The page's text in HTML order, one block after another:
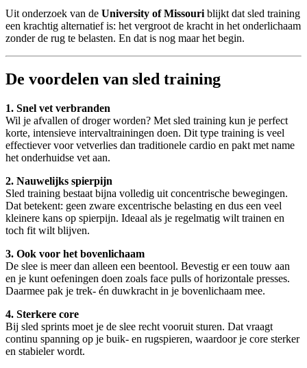
Uit onderzoek van de University of Missouri blijkt dat sled training
een krachtig alternatief is: het vergroot de kracht in het onderlichaam
zonder de rug te belasten. En dat is nog maar het begin.
De voordelen van sled training
1. Snel vet verbranden
Wil je afvallen of droger worden? Met sled training kun je perfect
korte, intensieve intervaltrainingen doen. Dit type training is veel
effectiever voor vetverlies dan traditionele cardio en pakt met name
het onderhuidse vet aan.
2. Nauwelijks spierpijn
Sled training bestaat bijna volledig uit concentrische bewegingen.
Dat betekent: geen zware excentrische belasting en dus een veel
kleinere kans op spierpijn. Ideaal als je regelmatig wilt trainen en
toch fit wilt blijven.
3. Ook voor het bovenlichaam
De slee is meer dan alleen een beentool. Bevestig er een touw aan
en je kunt oefeningen doen zoals face pulls of horizontale presses.
Daarmee pak je trek- én duwkracht in je bovenlichaam mee.
4. Sterkere core
Bij sled sprints moet je de slee recht vooruit sturen. Dat vraagt
continu spanning op je buik- en rugspieren, waardoor je core sterker
en stabieler wordt.